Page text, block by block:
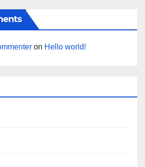
on Hello world!